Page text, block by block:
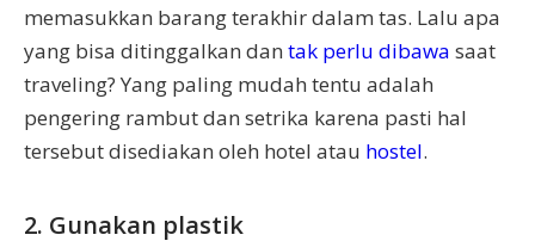
memasukkan barang terakhir dalam tas. Lalu apa
yang bisa ditinggalkan dan tak perlu dibawa saat
traveling? Yang paling mudah tentu adalah
pengering rambut dan setrika karena pasti hal
tersebut disediakan oleh hotel atau hostel.
2. Gunakan plastik